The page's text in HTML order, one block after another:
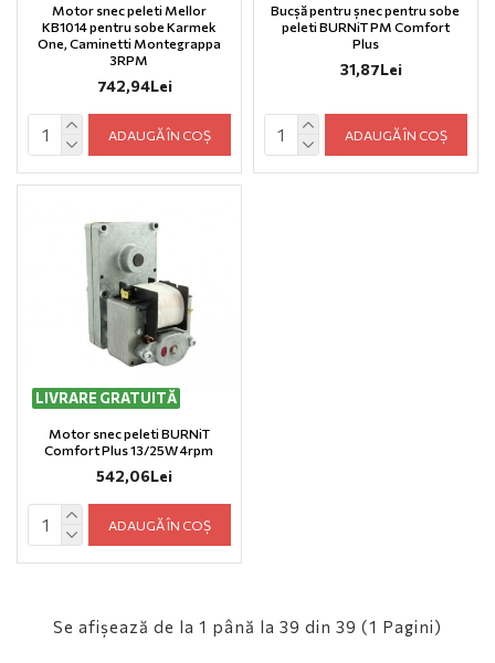
Motor snec peleti Mellor
KB1014 pentru sobe Karmek
One, Caminetti Montegrappa
3RPM
742,94Lei
ADAUGĂ ÎN COȘ
Bucșă pentru șnec pentru sobe
peleti BURNiT PM Comfort
Plus
31,87Lei
ADAUGĂ ÎN COȘ
LIVRARE GRATUITĂ
Motor snec peleti BURNiT
Comfort Plus 13/25W 4rpm
542,06Lei
ADAUGĂ ÎN COȘ
Se afişează de la 1 până la 39 din 39 (1 Pagini)